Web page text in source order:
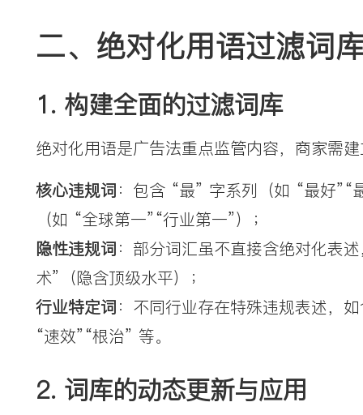
二、绝对化用语过滤词
1. 构建全面的过滤词库
绝对化用语是广告法重点监管内容，商家需
核心违规词：包含 “最” 字系列（如 “最好”“
（如 “全球第一”“行业第一”）；
隐性违规词：部分词汇虽不直接含绝对化表
术”（隐含顶级水平）；
行业特定词：不同行业存在特殊违规表述，
“速效”“根治” 等。
2. 词库的动态更新与应用